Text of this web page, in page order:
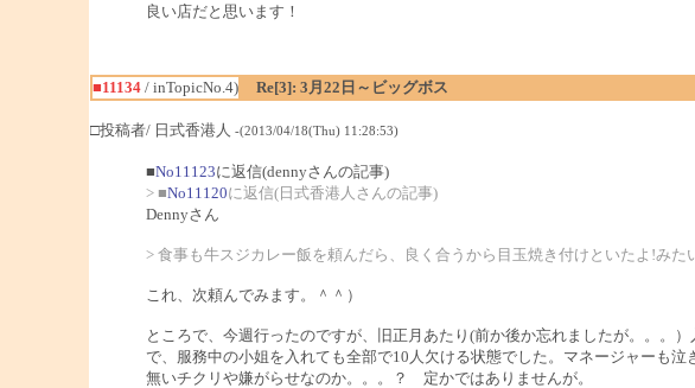
良い店だと思います！
■11134/ inTopicNo.4)
Re[3]: 3月22日～ビッグボス
□投稿者/ 日式香港人 -(2013/04/18(Thu) 11:28:53)
■No11123に返信(dennyさんの記事)
> ■No11120に返信(日式香港人さんの記事)
Dennyさん
> 食事も牛スジカレー飯を頼んだら、良く合うから目玉焼き付けといたよ!みた
これ、次頼んでみます。＾＾）
ところで、今週行ったのですが、旧正月あたり(前か後か忘れましたが。。。
で、服務中の小姐を入れても全部で10人欠ける状態でした。マネージャーも
無いチクリや嫌がらせなのか。。。？ 定かではありませんが。